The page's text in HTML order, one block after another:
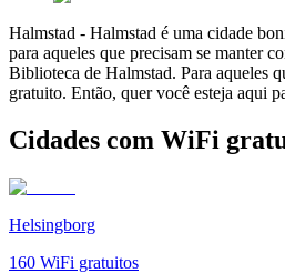
Halmstad - Halmstad é uma cidade
para aqueles que precisam se manter
Biblioteca de Halmstad. Para aqueles
gratuito. Então, quer você esteja aqui
Cidades com WiFi
Helsingborg
160 WiFi gratuitos